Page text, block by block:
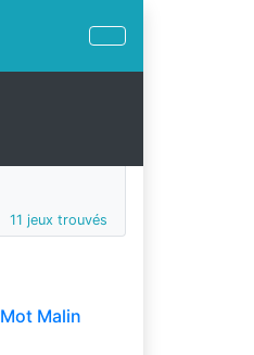
11 jeux trouvés
Mot Malin